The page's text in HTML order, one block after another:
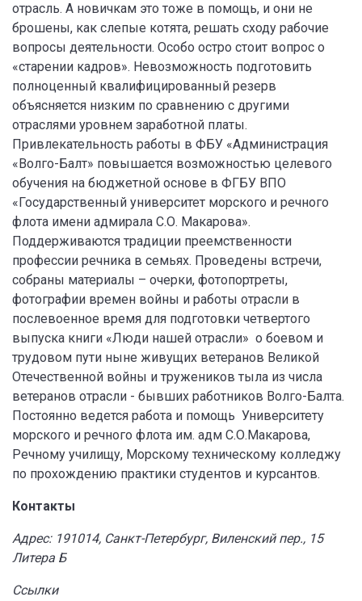
отрасль. А новичкам это тоже в помощь, и они не
брошены, как слепые котята, решать сходу рабочие
вопросы деятельности. Особо остро стоит вопрос о
«старении кадров». Невозможность подготовить
полноценный квалифицированный резерв
объясняется низким по сравнению с другими
отраслями уровнем заработной платы.
Привлекательность работы в ФБУ «Администрация
«Волго-Балт» повышается возможностью целевого
обучения на бюджетной основе в ФГБУ ВПО
«Государственный университет морского и речного
флота имени адмирала С.О. Макарова».
Поддерживаются традиции преемственности
профессии речника в семьях. Проведены встречи,
собраны материалы – очерки, фотопортреты,
фотографии времен войны и работы отрасли в
послевоенное время для подготовки четвертого
выпуска книги «Люди нашей отрасли» о боевом и
трудовом пути ныне живущих ветеранов Великой
Отечественной войны и тружеников тыла из числа
ветеранов отрасли - бывших работников Волго-Балта.
Постоянно ведется работа и помощь Университету
морского и речного флота им. адм С.О.Макарова,
Речному училищу, Морскому техническому колледжу
по прохождению практики студентов и курсантов.
Контакты
Адрес: 191014, Санкт-Петербург, Виленский пер., 15
Литера Б
Ссылки